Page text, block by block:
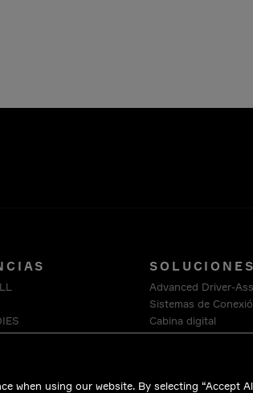
SOLUCIONES
Advanced Driver-
Sistemas de
Cabina digital
Smart Vehicle
Intercable
when using our website. By selecting “Accept